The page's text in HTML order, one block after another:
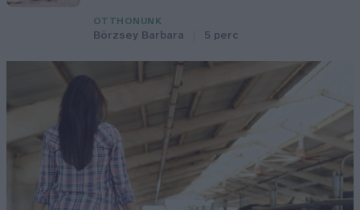
OTTHONUNK
Börzsey Barbara 5 perc